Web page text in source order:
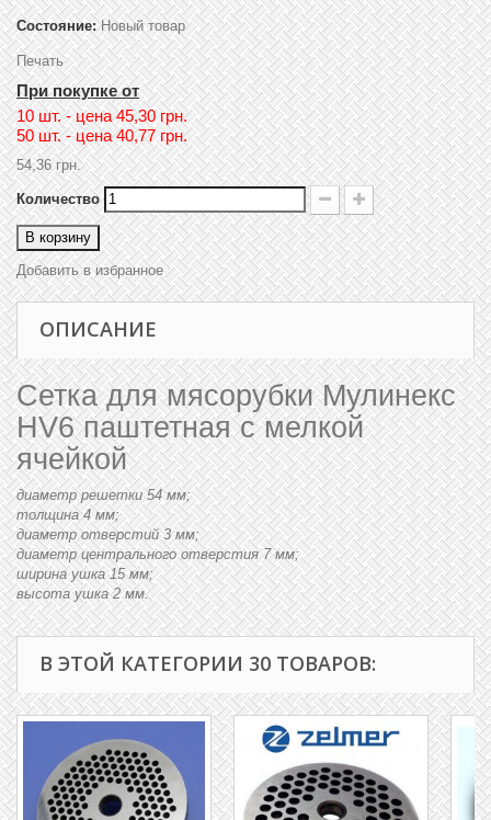
Состояние: Новый товар
Печать
При покупке от
10 шт. - цена45,30 грн.
50 шт. - цена40,77 грн.
54,36 грн.
Количество
В корзину
Добавить в избранное
ОПИСАНИЕ
Сетка для мясорубки Мулинекс
HV6 паштетная с мелкой
ячейкой
диаметр решетки 54 мм;
толщина 4 мм;
диаметр отверстий 3 мм;
диаметр центрального отверстия 7 мм;
ширина ушка 15 мм;
высота ушка 2 мм.
В ЭТОЙ КАТЕГОРИИ 30 ТОВАРОВ: